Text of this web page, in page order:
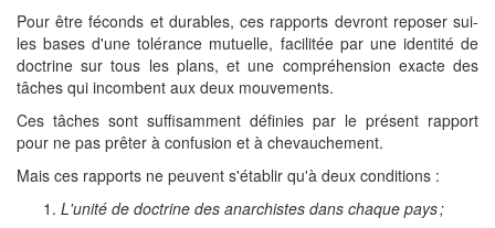
Pour être féconds et durables, ces rapports devront reposer sui-
les bases d'une tolérance mutuelle, facilitée par une identité de
doctrine sur tous les plans, et une compréhension exacte des
tâches qui incombent aux deux mouvements.
Ces tâches sont suffisamment définies par le présent rapport
pour ne pas prêter à confusion et à chevauchement.
Mais ces rapports ne peuvent s'établir qu'à deux conditions :
L'unité de doctrine des anarchistes dans chaque pays ;